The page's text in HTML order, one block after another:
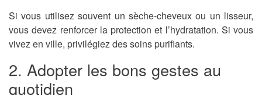
Si vous utilisez souvent un sèche-cheveux ou un lisseur,
vous devez renforcer la protection et l’hydratation. Si vous
vivez en ville, privilégiez des soins purifiants.
2. Adopter les bons gestes au
quotidien